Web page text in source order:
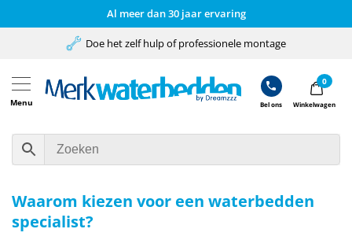
Al meer dan 30 jaar ervaring
Menu Bel ons
0
Winkelwagen
Doe het zelf hulp of professionele montage
Waarom kiezen voor een waterbedden
specialist?